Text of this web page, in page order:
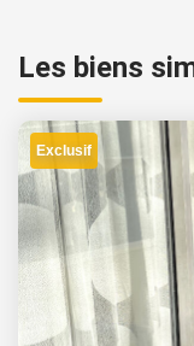
Les biens
Exclusif